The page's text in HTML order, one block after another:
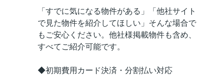
「すでに気になる物件がある」「他社サイト
で見た物件を紹介してほしい」そんな場合で
もご安心ください。他社様掲載物件も含め、
すべてご紹介可能です。
◆初期費用カード決済・分割払い対応